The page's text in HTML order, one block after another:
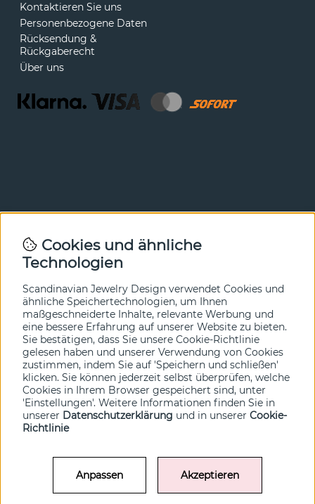
Kontaktieren Sie uns
Personenbezogene Daten
Rücksendung &
Rückgaberecht
Über uns
Newsletter
In unserem Newsletter erfahren Sie vor allen anderen
hier an.
Ja bitte!
© SCANDINAVIAN JEWELRY DESIGN / SJD of Sweden AB 2022
Cookies und ähnliche
Technologien
Scandinavian Jewelry Design verwendet Cookies und
ähnliche Speichertechnologien, um Ihnen
maßgeschneiderte Inhalte, relevante Werbung und
eine bessere Erfahrung auf unserer Website zu bieten.
Sie bestätigen, dass Sie unsere Cookie-Richtlinie
gelesen haben und unserer Verwendung von Cookies
zustimmen, indem Sie auf 'Speichern und schließen'
klicken. Sie können jederzeit selbst überprüfen, welche
Cookies in Ihrem Browser gespeichert sind, unter
'Einstellungen'. Weitere Informationen finden Sie in
unserer Datenschutzerklärung und in unserer Cookie-
Richtlinie
Anpassen Akzeptieren